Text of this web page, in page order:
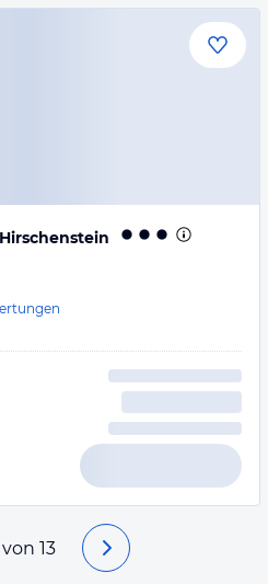
von 13